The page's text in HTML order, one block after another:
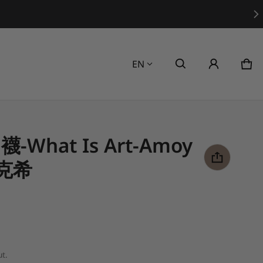
Language
EN 0
襪-What Is Art-Amoy
希